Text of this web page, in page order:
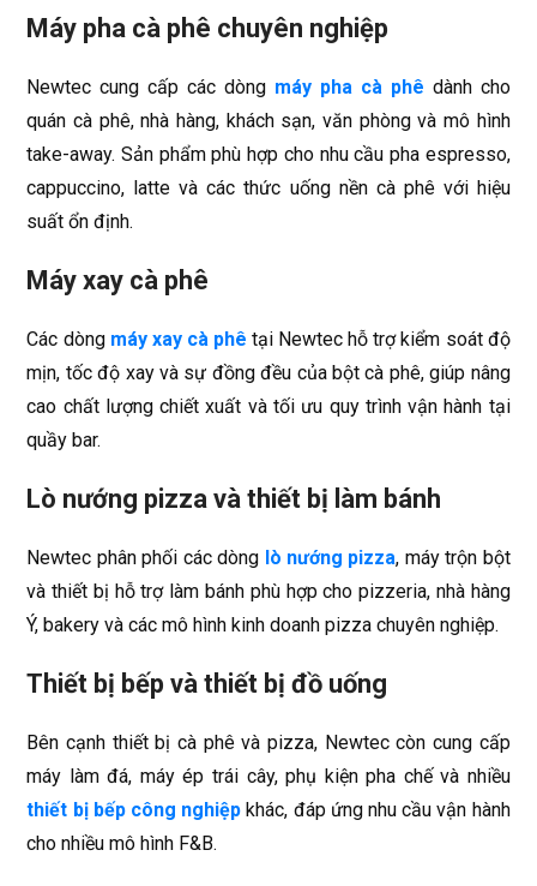
Máy pha cà phê chuyên nghiệp
Newtec cung cấp các dòng máy pha cà phê dành cho
quán cà phê, nhà hàng, khách sạn, văn phòng và mô hình
take-away. Sản phẩm phù hợp cho nhu cầu pha espresso,
cappuccino, latte và các thức uống nền cà phê với hiệu
suất ổn định.
Máy xay cà phê
Các dòng máy xay cà phê tại Newtec hỗ trợ kiểm soát độ
mịn, tốc độ xay và sự đồng đều của bột cà phê, giúp nâng
cao chất lượng chiết xuất và tối ưu quy trình vận hành tại
quầy bar.
Lò nướng pizza và thiết bị làm bánh
Newtec phân phối các dòng lò nướng pizza, máy trộn bột
và thiết bị hỗ trợ làm bánh phù hợp cho pizzeria, nhà hàng
Ý, bakery và các mô hình kinh doanh pizza chuyên nghiệp.
Thiết bị bếp và thiết bị đồ uống
Bên cạnh thiết bị cà phê và pizza, Newtec còn cung cấp
máy làm đá, máy ép trái cây, phụ kiện pha chế và nhiều
thiết bị bếp công nghiệp khác, đáp ứng nhu cầu vận hành
cho nhiều mô hình F&B.